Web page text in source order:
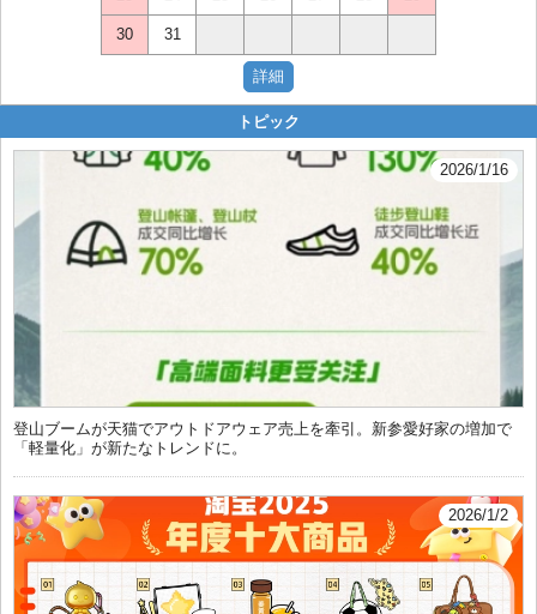
30 31
トピック
2026/1/16
登山ブームが天猫でアウトドアウェア売上を牽引。新参愛好家の増加で
「軽量化」が新たなトレンドに。
2026/1/2